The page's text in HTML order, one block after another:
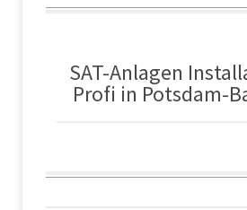
SAT-Anlagen
Profi in Potsdam-